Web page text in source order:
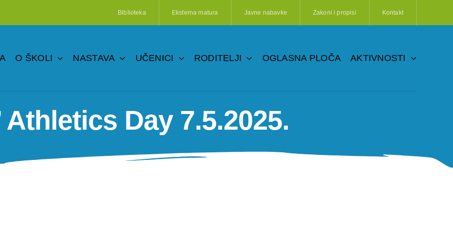
Biblioteka Eksterna matura Javne nabavke Zakoni i propisi Kontakt
O ŠKOLI NASTAVA UČENICI RODITELJI OGLASNA PLOČA AKTIVNOSTI
Athletics Day 7.5.2025.